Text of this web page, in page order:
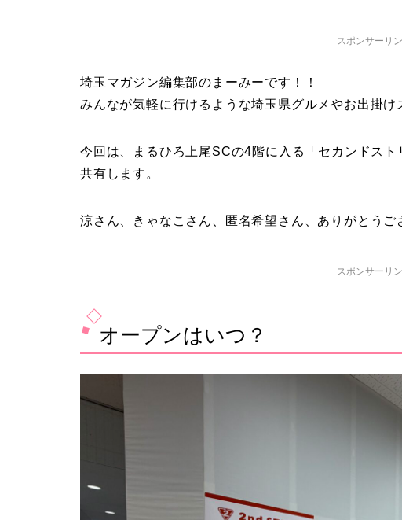
スポンサーリ
埼玉マガジン編集部のまーみーです！！
みんなが気軽に行けるような埼玉県グルメやお出掛け
今回は、まるひろ上尾SCの4階に入る「セカンドス
共有します。
涼さん、きゃなこさん、匿名希望さん、ありがとうご
スポンサーリ
オープンはいつ？